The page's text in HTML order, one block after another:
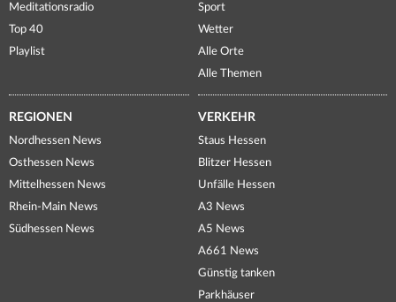
Meditationsradio
Top 40
Playlist
Sport
Wetter
Alle Orte
Alle Themen
REGIONEN
Nordhessen News
Osthessen News
Mittelhessen News
Rhein-Main News
Südhessen News
VERKEHR
Staus Hessen
Blitzer Hessen
Unfälle Hessen
A3 News
A5 News
A661 News
Günstig tanken
Parkhäuser